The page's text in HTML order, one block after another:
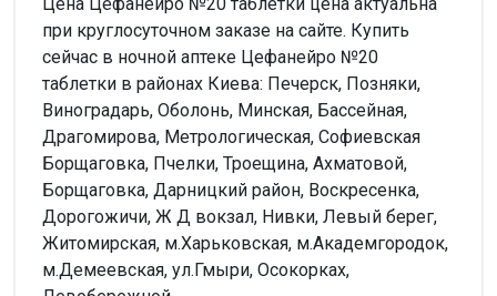
при круглосуточном заказе на сайте. Купить
сейчас в ночной аптеке Цефанейро №20
таблетки в районах Киева: Печерск, Позняки,
Виноградарь, Оболонь, Минская, Бассейная,
Драгомирова, Метрологическая, Софиевская
Борщаговка, Пчелки, Троещина, Ахматовой,
Борщаговка, Дарницкий район, Воскресенка,
Дорогожичи, Ж Д вокзал, Нивки, Левый берег,
Житомирская, м.Харьковская, м.Академгородок,
м.Демеевская, ул.Гмыри, Осокорках,